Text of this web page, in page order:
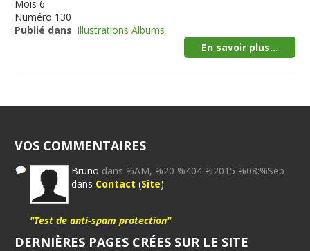
Mois 6
Numéro 130
Publié dans illustrations Albums
En savoir plus...
VOS COMMENTAIRES
Bruno dans %AM, %20 %404 %2015 %08:%Sep
dans Contact (Site)
"Test de anti-spam protection"
DERNIÈRES PAGES CRÉES SUR LE SITE